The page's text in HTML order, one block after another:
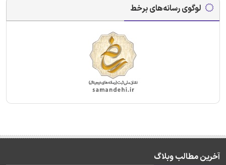
لوگوی رسانه‌های برخط
آخرین مطالب وبلاگ